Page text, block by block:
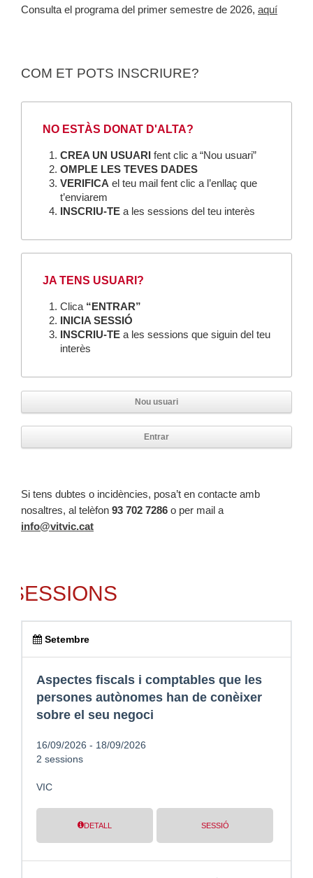
Consulta el programa del primer semestre de 2026, aquí
COM ET POTS INSCRIURE?
NO ESTÀS DONAT D'ALTA?
CREA UN USUARI fent clic a “Nou usuari”
OMPLE LES TEVES DADES
VERIFICA el teu mail fent clic a l’enllaç que
t’enviarem
INSCRIU-TE a les sessions del teu interès
JA TENS USUARI?
Clica “ENTRAR”
INICIA SESSIÓ
INSCRIU-TE a les sessions que siguin del teu
interès
Nou usuari
Entrar
Si tens dubtes o incidències, posa’t en contacte amb
nosaltres, al telèfon 93 702 7286 o per mail a
info@vitvic.cat